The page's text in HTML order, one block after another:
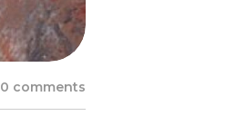
0 comments